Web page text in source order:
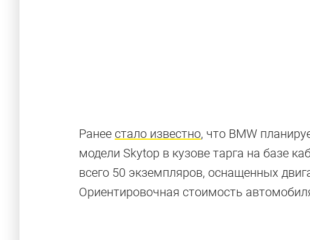
Ранее стало известно, что BMW
модели Skytop в кузове тарга на базе
всего 50 экземпляров, оснащенных
Ориентировочная стоимость
Как выглядели прототипы современных моделей
конвейер